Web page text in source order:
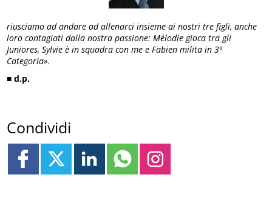
riusciamo ad andare ad allenarci insieme ai nostri tre figli, anche
loro contagiati dalla nostra passione: Mélodie gioca tra gli
Juniores, Sylvie è in squadra con me e Fabien milita in 3ª
Categoria».
■d.p.
Condividi